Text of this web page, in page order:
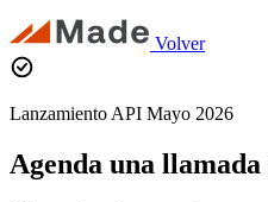
Volver
Lanzamiento API Mayo 2026
Agenda una